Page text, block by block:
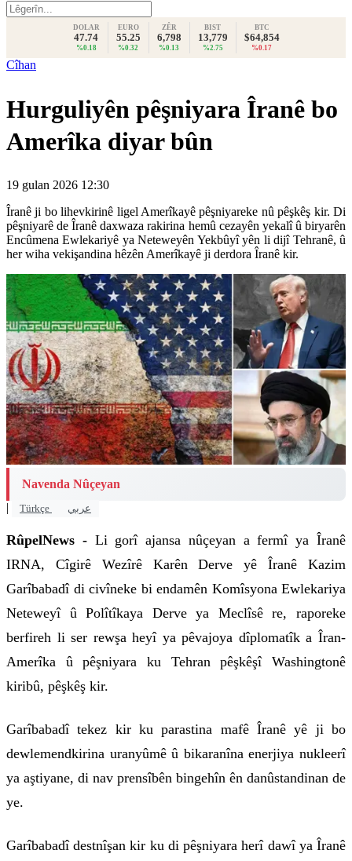
DOLAR
47.74
%0.18
EURO
55.25
%0.32
ZÊR
6,798
%0.13
BIST
13,779
%2.75
BTC
$64,854
%0.17
Cîhan
Hurguliyên pêşniyara Îranê bo
Amerîka diyar bûn
19 gulan 2026 12:30
Îranê ji bo lihevkirinê ligel Amerîkayê pêşniyareke nû pêşkêş kir. Di
pêşniyarê de Îranê daxwaza rakirina hemû cezayên yekalî û biryarên
Encûmena Ewlekariyê ya Neteweyên Yekbûyî yên li dijî Tehranê, û
her wiha vekişandina hêzên Amerîkayê ji derdora Îranê kir.
Navenda Nûçeyan
|
Türkçe عربي
RûpelNews - Li gorî ajansa nûçeyan a fermî ya Îranê
IRNA, Cîgirê Wezîrê Karên Derve yê Îranê Kazim
Garîbabadî di civîneke bi endamên Komîsyona Ewlekariya
Neteweyî û Polîtîkaya Derve ya Meclîsê re, raporeke
berfireh li ser rewşa heyî ya pêvajoya dîplomatîk a Îran-
Amerîka û pêşniyara ku Tehran pêşkêşî Washingtonê
kiribû, pêşkêş kir.
Garîbabadî tekez kir ku parastina mafê Îranê yê ji bo
dewlemendkirina uranyûmê û bikaranîna enerjiya nukleerî
ya aştiyane, di nav prensîbên bingehîn ên danûstandinan de
ye.
Garîbabadî destnîşan kir ku di pêşniyara herî dawî ya Îranê